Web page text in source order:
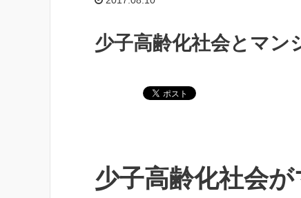
少子高齢化社会とマン
少子高齢化社会